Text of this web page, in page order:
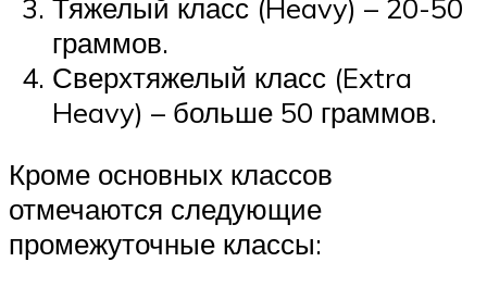
Тяжелый класс (Heavy) – 20-50
граммов.
Сверхтяжелый класс (Extra
Heavy) – больше 50 граммов.
Кроме основных классов
отмечаются следующие
промежуточные классы: